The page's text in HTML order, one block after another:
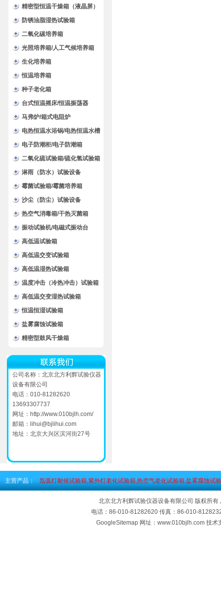
精密型恒温干燥箱（液晶屏）
防锈油脂湿热试验箱
二氧化碳培养箱
光照培养箱/人工气候培养箱
生化培养箱
恒温培养箱
种子老化箱
台式恒温摇床/恒温振荡器
马弗炉/箱式电阻炉
电热恒温水浴锅/电热恒温水槽
电子防潮柜/电子防潮箱
二氧化硫试验箱/硫化氢试验箱
淋雨（防水）试验设备
霉菌试验箱/霉菌培养箱
沙尘（防尘）试验设备
热空气消毒箱/干热灭菌箱
振动试验机/电磁式振动台
高低温试验箱
高低温交变试验箱
高低温湿热试验箱
温度冲击（冷热冲击）试验箱
高低温交变湿热试验箱
恒温恒湿试验箱
盐雾腐蚀试验箱
精密型鼓风干燥箱
公司名称：北京北方利辉试验仪器
设备有限公司
电话：010-81282620
13693307737
网址： http://www.010bjlh.com/
邮箱： lihui@bjlihui.com
地址：北京大兴区滨河街27号
主营产品： 氙弧灯耐候试验箱,紫外灯老化试验箱,热空气老化试验箱,盐雾腐蚀试
北京北方利辉试验仪器设备有限公司 版权所有
电话：86-010-81282620 传真：86-010-
GoogleSitemap 网址：www.010bjlh.com 技